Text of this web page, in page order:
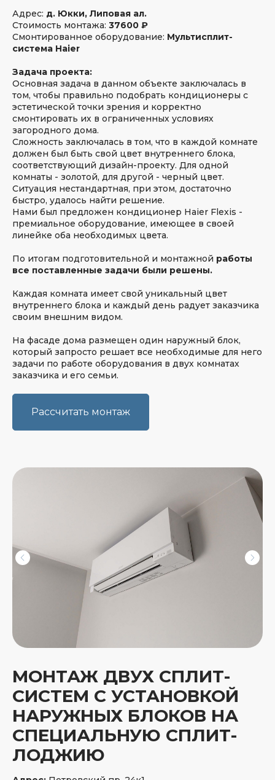
Адрес: д. Юкки, Липовая ал.
Стоимость монтажа: 37600 ₽
Смонтированное оборудование: Мультисплит-
система Haier
Задача проекта:
Основная задача в данном объекте заключалась в
том, чтобы правильно подобрать кондиционеры с
эстетической точки зрения и корректно
смонтировать их в ограниченных условиях
загородного дома.
Сложность заключалась в том, что в каждой комнате
должен был быть свой цвет внутреннего блока,
соответствующий дизайн-проекту. Для одной
комнаты - золотой, для другой - черный цвет.
Ситуация нестандартная, при этом, достаточно
быстро, удалось найти решение.
Нами был предложен кондиционер Haier Flexis -
премиальное оборудование, имеющее в своей
линейке оба необходимых цвета.
По итогам подготовительной и монтажной работы
все поставленные задачи были решены.
Каждая комната имеет свой уникальный цвет
внутреннего блока и каждый день радует заказчика
своим внешним видом.
На фасаде дома размещен один наружный блок,
который запросто решает все необходимые для него
задачи по работе оборудования в двух комнатах
заказчика и его семьи.
Рассчитать монтаж
МОНТАЖ ДВУХ СПЛИТ-
СИСТЕМ С УСТАНОВКОЙ
НАРУЖНЫХ БЛОКОВ НА
СПЕЦИАЛЬНУЮ СПЛИТ-
ЛОДЖИЮ
Также мы получаем
от клиентов
видеоотзывы
Качество наших
услуг оценили
более 1000 жителей
Петербурга
и Ленобласти